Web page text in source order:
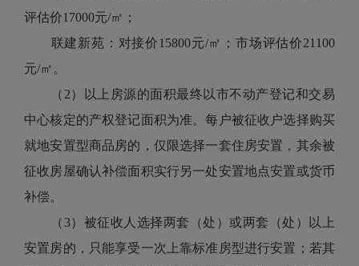
评估价17000元/㎡；
联建新苑：对接价15800元/㎡；市场评估价21100
元/㎡。
（2）以上房源的面积最终以市不动产登记和交易
中心核定的产权登记面积为准。每户被征收户选择购买
就地安置型商品房的，仅限选择一套住房安置，其余被
征收房屋确认补偿面积实行另一处安置地点安置或货币
补偿。
（3）被征收人选择两套（处）或两套（处）以上
安置房的，只能享受一次上靠标准房型进行安置；若其